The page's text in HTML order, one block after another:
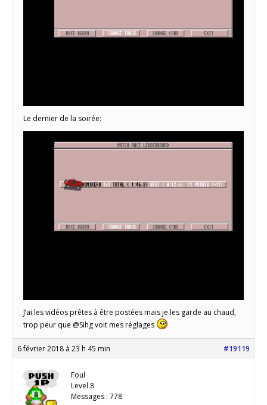
Le dernier de la soirée:
J’ai les vidéos prêtes à être postées mais je les garde au chaud,
trop peur que @Sihg voit mes réglages
6 février 2018 à 23 h 45 min #19119
Foul
Level 8
Messages : 778